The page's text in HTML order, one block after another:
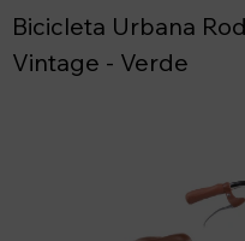
Bicicleta Urbana
Vintage - Verde